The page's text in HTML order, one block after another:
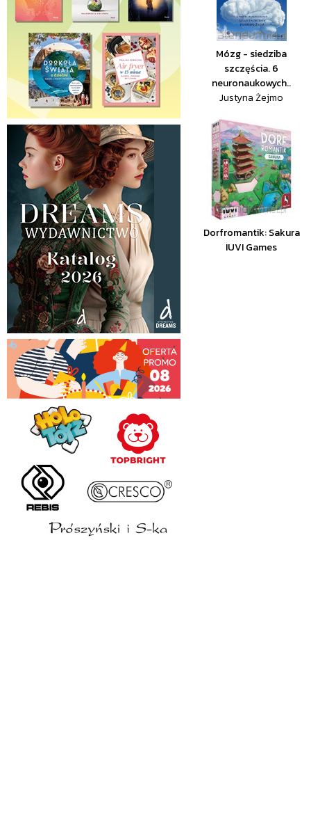
Mózg - siedziba
szczęścia. 6
neuronaukowych..
Justyna Żejmo
Dorfromantik: Sakura
IUVI Games